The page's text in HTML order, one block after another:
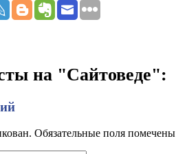
на "Сайтоведе":
Обязательные поля помечены